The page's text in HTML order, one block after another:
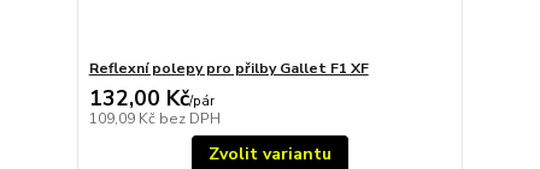
Reflexní polepy pro přilby Gallet F1 XF
132,00 Kč/pár
109,09 Kč bez DPH
Zvolit variantu